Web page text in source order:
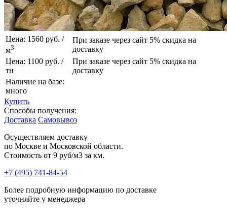
Цена: 1560 руб. /
м3
При заказе через сайт 5% скидка на
доставку
Цена: 1100 руб. /
тн
При заказе через сайт 5% скидка на
доставку
Наличие на базе:
много
Купить
Способы получения:
Доставка Самовывоз
Осуществляем доставку
по Москве и Московской области.
Стоимость от 9 руб/м3 за км.
+7 (495) 741-84-54
Более подробную информацию по доставке
уточняйте у менеджера